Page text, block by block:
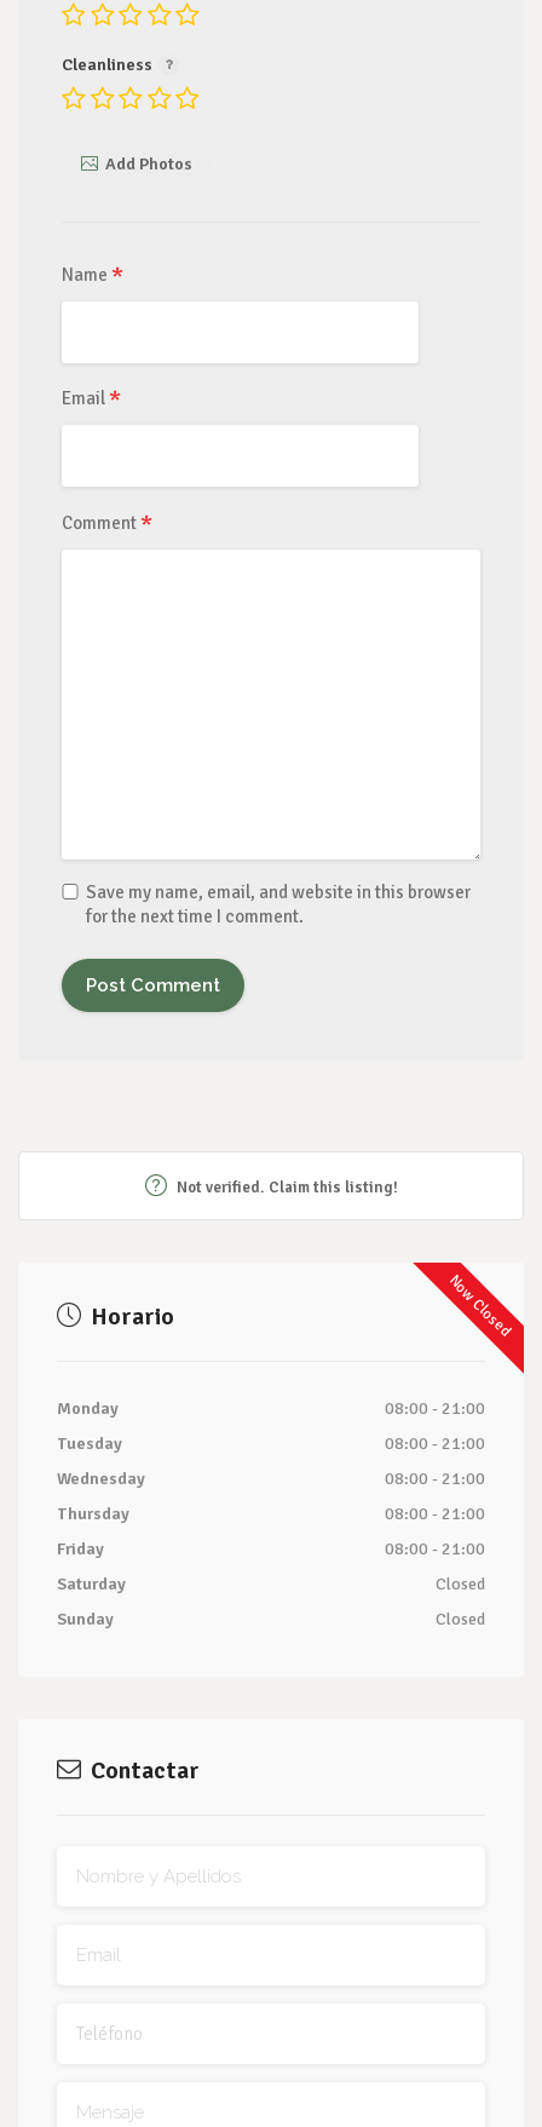
Cleanliness
Add Photos
Name *
Email *
Comment *
Save my name, email, and website in this browser
for the next time I comment.
Not verified. Claim this listing!
Now Closed
Horario
Monday
08:00 - 21:00
Tuesday
08:00 - 21:00
Wednesday
08:00 - 21:00
Thursday
08:00 - 21:00
Friday
08:00 - 21:00
Saturday
Closed
Sunday
Closed
Contactar